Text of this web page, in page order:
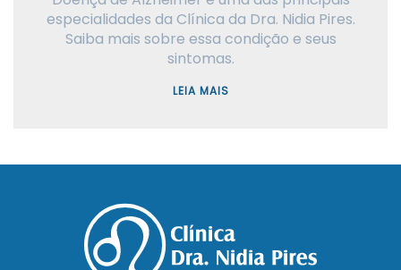
especialidades da Clínica da Dra. Nidia Pires.
Saiba mais sobre essa condição e seus
sintomas.
LEIA MAIS